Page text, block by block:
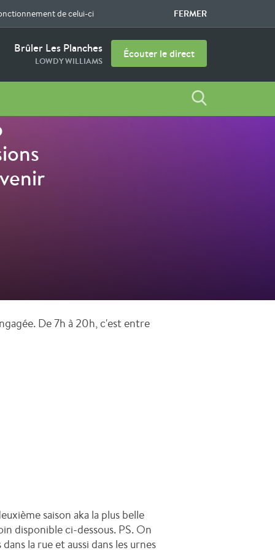
de celui-ci FERMER
Brûler Les Planches
LOWDY WILLIAMS
Écouter le direct
De 7h à 20h, c'est entre
saison aka la plus belle
disponible ci-dessous. PS. On
la rue et aussi dans les urnes